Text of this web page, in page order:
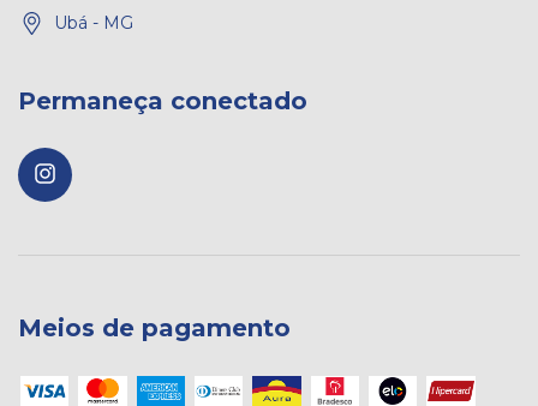
Ubá - MG
Permaneça conectado
Meios de pagamento